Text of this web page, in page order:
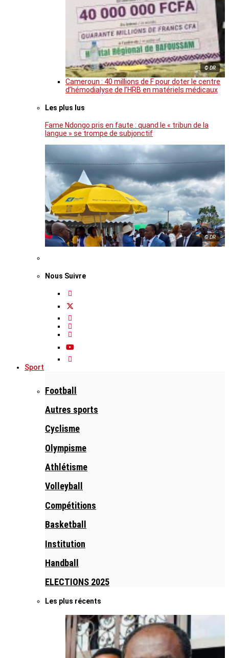
© DR
Cameroun : 40 millions de F pour doter le centre
d’hémodialyse de l’HRB en matériels médicaux
Les plus lus
Fame Ndongo pris en faute : quand le « tribun de la
langue » se trompe de subjonctif
© DR
Nous Suivre
Sport
Football
Autres sports
Cyclisme
Olympisme
Athlétisme
Volleyball
Compétitions
Basketball
Institution
Handball
ELECTIONS 2025
Les plus récents